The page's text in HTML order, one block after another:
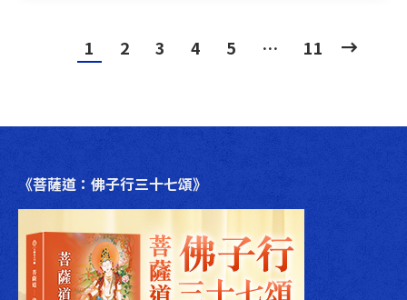
1 2 3 4 5 … 11
《菩薩道：佛子行三十七頌》